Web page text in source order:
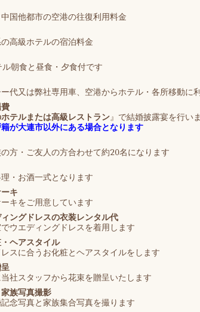
国他都市の空港の往復利用料金
高級ホテルの宿泊料金
朝食と昼食・夕食付です
代又は弊社専用車、空港からホテル・各所移動に
テルまたは高級レストラン』で結婚披露宴を行い
が大連市以外にある場合となります
方・ご友人の方合わせて約20名になります
・お酒一式となります
キ
キをご用意しています
ングドレスの衣装レンタル代
ウエディングドレスを着用します
ヘアスタイル
スに合うお化粧とヘアスタイルをします
社スタッフから花束を贈呈いたします
族写真撮影
念写真と家族集合写真を撮ります